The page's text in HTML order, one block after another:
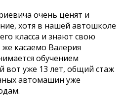
очень ценят и
хотя в нашей автошколе
класса и знают свою
касаемо Валерия
обучением
уже 13 лет, общий стаж
автомашин уже